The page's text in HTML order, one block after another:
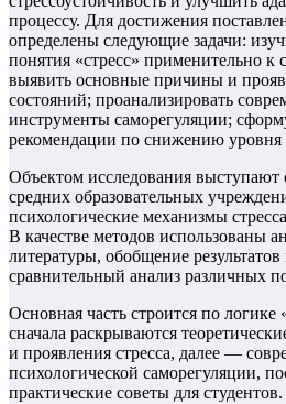
процессу. Для достижения
определены следующие задачи:
понятия «стресс» применительно к
выявить основные причины и
состояний; проанализировать
инструменты саморегуляции;
рекомендации по снижению уровня
Объектом исследования
средних образовательных
психологические механизмы
В качестве методов использованы
литературы, обобщение
сравнительный анализ различных
Основная часть строится по логике
сначала раскрываются
и проявления стресса, далее —
психологической саморегуляции,
практические советы для студентов.